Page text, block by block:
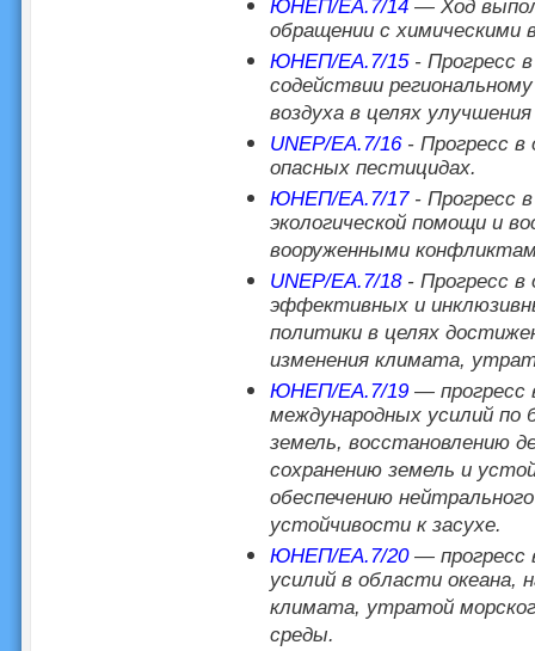
ЮНЕП/EA.7/14— Ход
обращении с
ЮНЕП/EA.7/15- Прогресс
содействии
воздуха в целях
UNEP/EA.7/16- Прогресс в
опасных пестицидах.
ЮНЕП/EA.7/17- Прогресс
экологической помощи и
вооруженными
UNEP/EA.7/18- Прогресс в
эффективных и
политики в целях
изменения климата,
ЮНЕП/EA.7/19— прогресс
международных усилий по
земель, восстановлению
сохранению земель и
обеспечению
устойчивости к засухе.
ЮНЕП/EA.7/20— прогресс
усилий в области океана,
климата, утратой
среды.